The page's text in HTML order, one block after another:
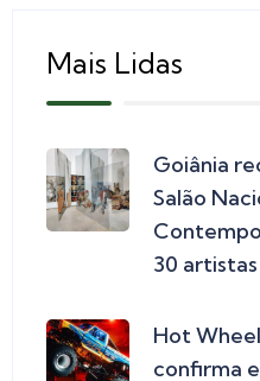
Mais Lidas
Goiânia
Salão
30 artistas
Hot
confirma